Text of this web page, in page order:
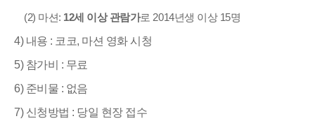
(2) 마션: 12세 이상 관람가로 2014년생 이상 15명
4) 내용 : 코코, 마션 영화 시청
5) 참가비 : 무료
6) 준비물 : 없음
7) 신청방법 : 당일 현장 접수